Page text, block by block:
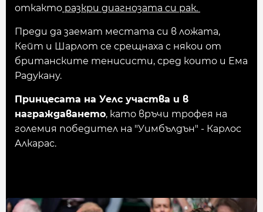
откакто разкри диагнозата си рак.
Преди да заемат местата си в ложата,
Кейт и Шарлот се срещнаха с някои от
британските тенисисти, сред които и Ема
Радукану.
Принцесата на Уелс участва и в
награждаването, като връчи трофея на
големия победител на "Уимбълдън" - Карлос
Алкарас.